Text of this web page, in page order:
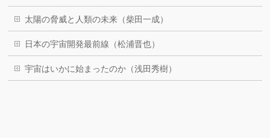
太陽の脅威と人類の未来（柴田一成）
日本の宇宙開発最前線（松浦晋也）
宇宙はいかに始まったのか（浅田秀樹）